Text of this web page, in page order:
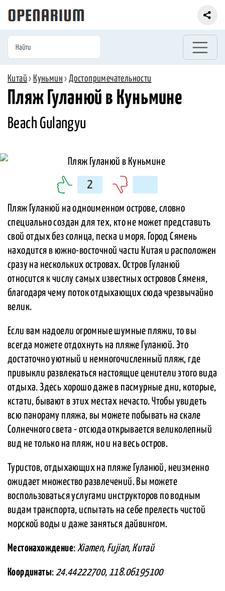
Китай › Куньмин ›Достопримечательности
Пляж Гуланюй в Куньмине
Beach Gulangyu
2
Пляж Гуланюй на одноименном острове, словно
специально создан для тех, кто не может представить
свой отдых без солнца, песка и моря. Город Сямень
находится в южно-восточной части Китая и расположен
сразу на нескольких островах. Остров Гуланюй
относится к числу самых известных островов Сяменя,
благодаря чему поток отдыхающих сюда чрезвычайно
велик.
Если вам надоели огромные шумные пляжи, то вы
всегда можете отдохнуть на пляже Гуланюй. Это
достаточно уютный и немногочисленный пляж, где
привыкли развлекаться настоящие ценители этого вида
отдыха. Здесь хорошо даже в пасмурные дни, которые,
кстати, бывают в этих местах нечасто. Чтобы увидеть
всю панораму пляжа, вы можете побывать на скале
Солнечного света - отсюда открывается великолепный
вид не только на пляж, но и на весь остров.
Туристов, отдыхающих на пляже Гуланюй, неизменно
ожидает множество развлечений. Вы можете
воспользоваться услугами инструкторов по водным
видам транспорта, испытать на себе прелесть чистой
морской воды и даже заняться дайвингом.
Местонахождение: Xiamen, Fujian, Китай
Координаты: 24.44222700, 118.06195100